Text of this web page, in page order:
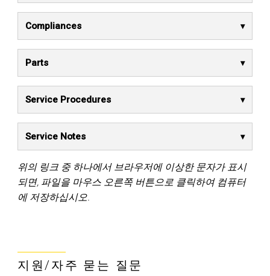
Compliances
Parts
Service Procedures
Service Notes
위의 링크 중 하나에서 브라우저에 이상한 문자가 표시
되면, 파일을 마우스 오른쪽 버튼으로 클릭하여 컴퓨터
에 저장하십시오.
지원/자주 묻는 질문